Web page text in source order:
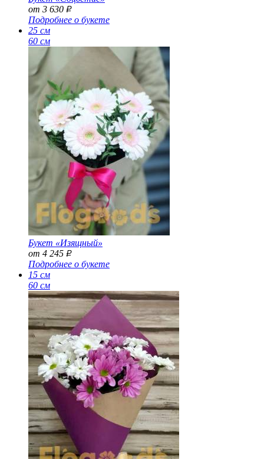
от 3 630 Р
Подробнее о букете
25 см
60 см
Букет «Изящный»
от 4 245 Р
Подробнее о букете
15 см
60 см